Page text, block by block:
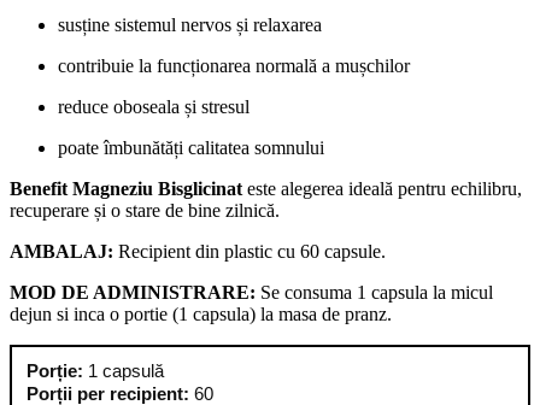
susține sistemul nervos și relaxarea
contribuie la funcționarea normală a mușchilor
reduce oboseala și stresul
poate îmbunătăți calitatea somnului
Benefit Magneziu Bisglicinat este alegerea ideală pentru echilibru,
recuperare și o stare de bine zilnică.
AMBALAJ: Recipient din plastic cu 60 capsule.
MOD DE ADMINISTRARE: Se consuma 1 capsula la micul
dejun si inca o portie (1 capsula) la masa de pranz.
Porție: 1 capsulă
Porții per recipient: 60